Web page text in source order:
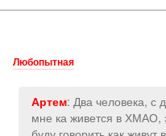
Любопытная
Артем: Два человека, с
мне ка живется в ХМАО,